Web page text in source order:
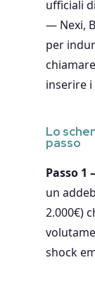
ufficiali
— Nexi,
per
inserire
Lo
passo
Passo
un
2.000€)
shock